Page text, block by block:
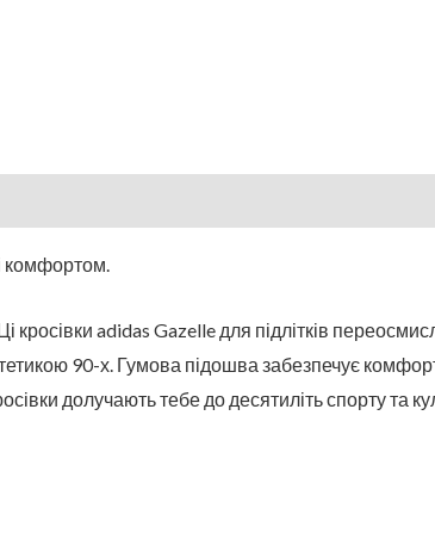
комфортом.
кросівки adidas Gazelle для підлітків
90-х. Гумова підошва забезпечує
долучають тебе до десятиліть спорту та